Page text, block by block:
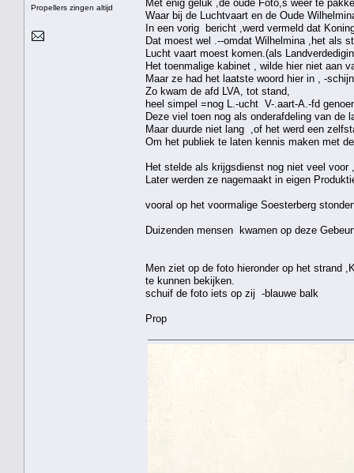
Propellers zingen altijd
Met enig geluk ,de oude Foto,s weer te
Waar bij de Luchtvaart en de Oude
In een vorig bericht ,werd vermeld dat
Dat moest wel .--omdat Wilhelmina ,het als
Lucht vaart moest komen.(als
Het toenmalige kabinet , wilde hier niet aan
Maar ze had het laatste woord hier in , -
Zo kwam de afd LVA, tot stand,
heel simpel =nog L.-ucht V-.aart-A.-fd
Deze viel toen nog als onderafdeling van de
Maar duurde niet lang ,of het werd een
Om het publiek te laten kennis maken met
Het stelde als krijgsdienst nog niet veel
Later werden ze nagemaakt in eigen
vooral op het voormalige Soesterberg
Duizenden mensen kwamen op deze
Men ziet op de foto hieronder op het strand
te kunnen bekijken.
schuif de foto iets op zij -blauwe balk
Prop